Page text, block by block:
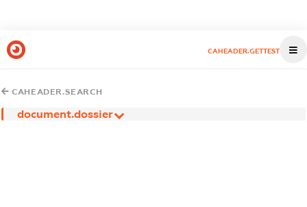
CAHEADER.GETTEST
CAHEADER.SEARCH
document.dossier